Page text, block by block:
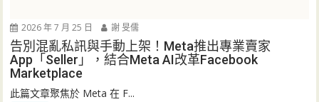
2026 年 7 月 25 日 謝 旻儒
告別混亂私訊與手動上架！Meta推出專業賣家
App「Seller」，結合Meta AI改革Facebook
Marketplace
此篇文章聚焦於 Meta 在 F...